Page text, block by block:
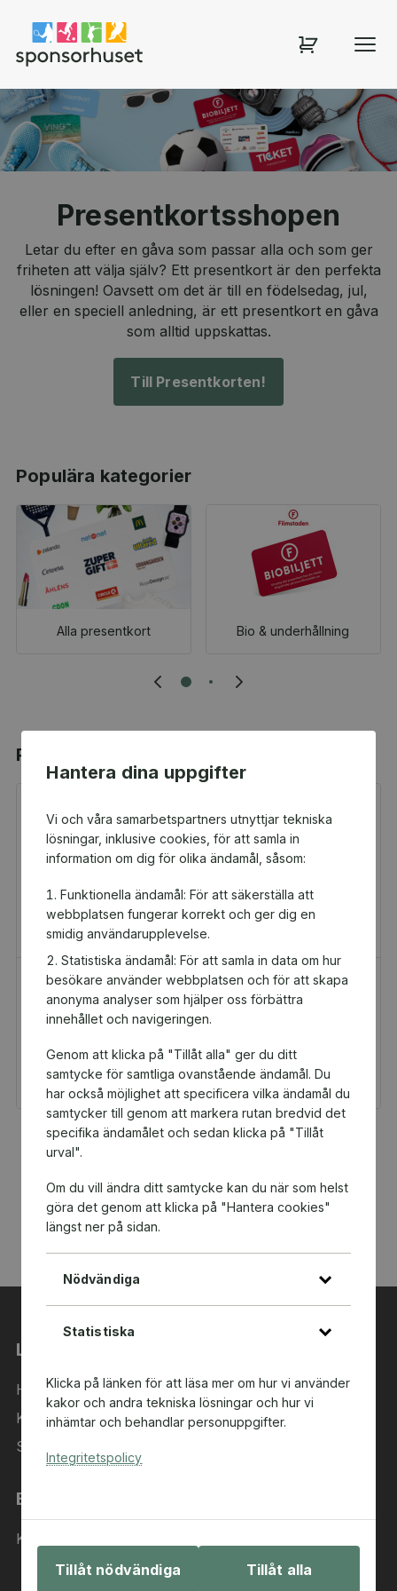
Hantera dina uppgifter
Vi och våra samarbetspartners utnyttjar tekniska
lösningar, inklusive cookies, för att samla in
information om dig för olika ändamål, såsom:
Funktionella ändamål: För att säkerställa att
webbplatsen fungerar korrekt och ger dig en
smidig användarupplevelse.
Statistiska ändamål: För att samla in data om hur
besökare använder webbplatsen och för att skapa
anonyma analyser som hjälper oss förbättra
innehållet och navigeringen.
Genom att klicka på "Tillåt alla" ger du ditt
samtycke för samtliga ovanstående ändamål. Du
har också möjlighet att specificera vilka ändamål du
samtycker till genom att markera rutan bredvid det
specifika ändamålet och sedan klicka på "Tillåt
urval".
Om du vill ändra ditt samtycke kan du när som helst
göra det genom att klicka på "Hantera cookies"
längst ner på sidan.
Nödvändiga
Statistiska
Klicka på länken för att läsa mer om hur vi använder
kakor och andra tekniska lösningar och hur vi
inhämtar och behandlar personuppgifter.
Integritetspolicy
Tillåt nödvändiga Tillåt alla
Sponsorhuset shop
Presentkortsshopen
Letar du efter en gåva som passar alla och som ger
friheten att välja själv? Ett presentkort är den perfekta
lösningen! Oavsett om det är till en födelsedag, jul,
eller en speciell anledning, är ett presentkort en gåva
som alltid uppskattas.
Till Presentkorten!
Populära kategorier
Alla presentkort Bio & underhållning
Populära produkter
H&M Presentkort
Presentkort
Du och Guldhedens IK
får 5 kr tillbaka
Golfamore
Presentkort
Du och Guldhedens IK
får 29,75 kr tillbaka
Länkar
Hem
Kategorier
Sök i sortimentet
Behöver du hjälp?
Kontakta oss